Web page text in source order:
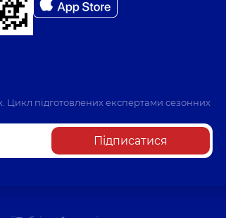
Цикл підготовлених експертами сезонних
Підписатися